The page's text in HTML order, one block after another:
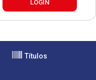
LOGIN
Títulos